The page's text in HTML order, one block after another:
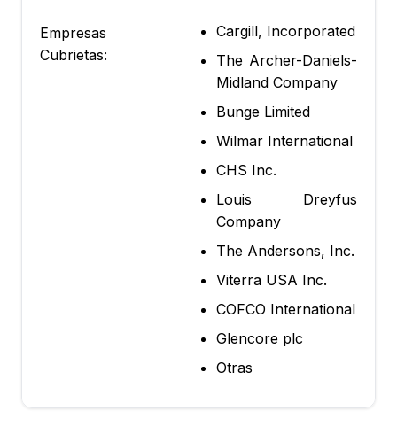
Empresas
Cubrietas:
Cargill, Incorporated
The Archer-Daniels-
Midland Company
Bunge Limited
Wilmar International
CHS Inc.
Louis Dreyfus
Company
The Andersons, Inc.
Viterra USA Inc.
COFCO International
Glencore plc
Otras